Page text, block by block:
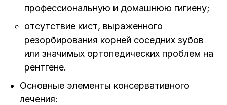
профессиональную и домашнюю гигиену;
отсутствие кист, выраженного
резорбирования корней соседних зубов
или значимых ортопедических проблем на
рентгене.
Основные элементы консервативного
лечения: